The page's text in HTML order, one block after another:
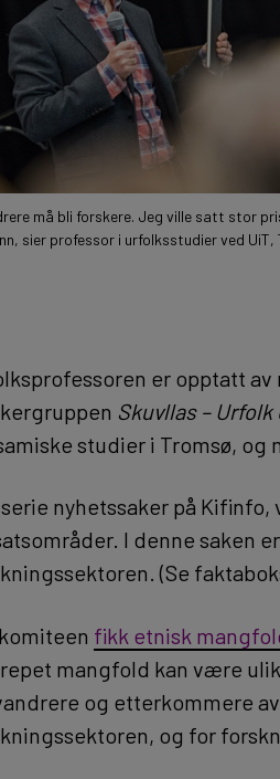
må bli forskere. Jeg ville satt stor
sier professor i urfolksstudier ved
er opptatt
Skuvllas –
studier i Tromsø, og
serie nyhetssaker på
I denne saken
(Se
fikk etnisk
mangfold kan være
og etterkommere
og for